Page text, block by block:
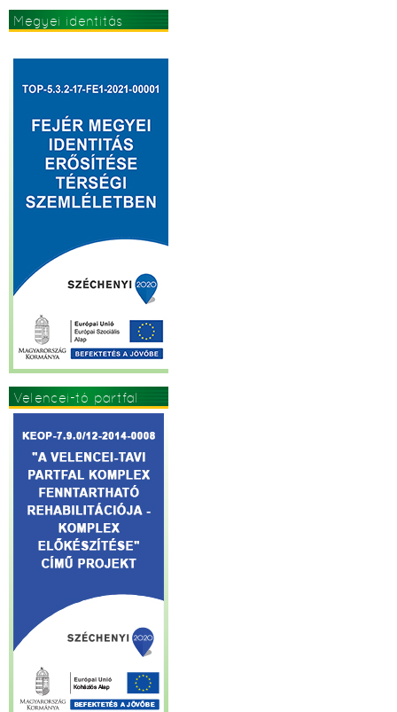
Megyei identitás
Velencei-tó partfal